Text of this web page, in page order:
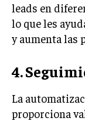
ESTRATEGIA
GESTIÓN
leads en
lo que les
y aumenta las
4.
La
proporciona